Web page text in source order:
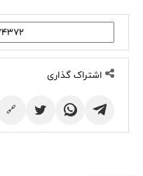
اشتراک گذاری
🔗